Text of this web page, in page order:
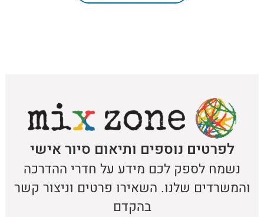
לפרטים נוספים ותיאום סיור אישי
נשמח לספק לכם מידע על חדרי ההדרכה
והמשרדים שלנו. השאירו פרטים וניצור קשר
בהקדם